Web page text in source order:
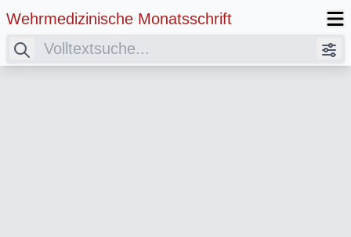
Wehrmedizinische Monatsschrift